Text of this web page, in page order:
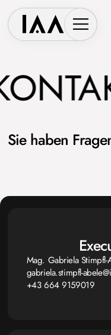
Sie haben
Mag. Gabriela Stimpfl-
gabriela.stimpfl-
+43 664 9159019